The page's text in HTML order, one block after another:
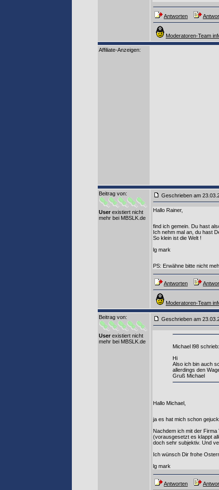
Antworten
Moderatoren-Team
Affiliate-Anzeigen:
Beitrag von:
User existiert nicht
mehr bei MBSLK.de
Geschrieben am
Hallo Rainer,
find ich gemein. Du hast
Ich nehm mal an, du hast
So klein ist die Welt !
lg mark
PS: Erwähne bitte nicht
Antworten
Moderatoren-Team
Beitrag von:
User existiert nicht
mehr bei MBSLK.de
Geschrieben am
Michael l98 schrieb:
Hi
Also ich bin auch
allerdings den
Gruß Michael
Hallo Michael,
ja es hat mich schon
Nachdem ich mit der
(vorausgesetzt es klappt
doch sehr subjektiv. Und
Ich wünsch Dir frohe
lg mark
Antworten